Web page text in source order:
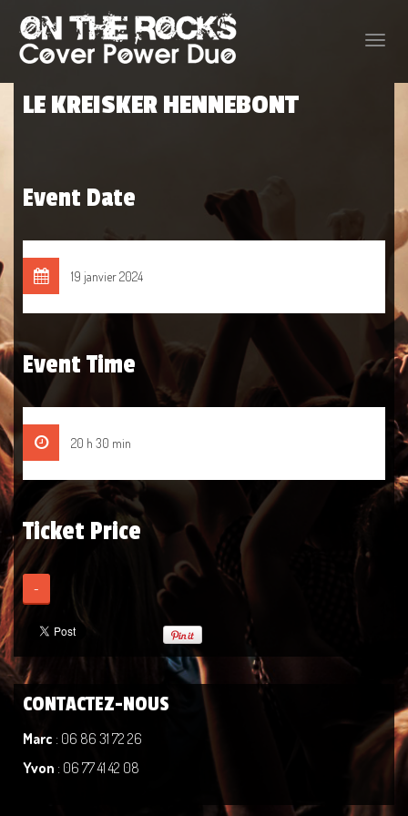
Toggle
LE KREISKER HENNEBONT
Event Date
19 janvier 2024
Event Time
20 h 30 min
Ticket Price
-
CONTACTEZ-NOUS
Marc : 06 86 31 72 26
Yvon : 06 77 41 42 08